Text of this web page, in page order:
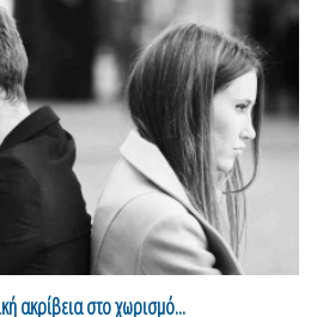
ακρίβεια στο χωρισμό...